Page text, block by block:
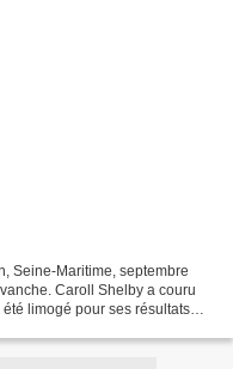
Seine-Maritime, septembre
Caroll Shelby a couru
limogé pour ses résultats